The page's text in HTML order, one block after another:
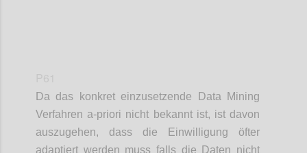
Da das konkret einzusetzende Data Mining
Verfahren a-priori nicht bekannt ist, ist davon
auszugehen, dass die Einwilligung öfter
adaptiert werden muss falls die Daten nicht